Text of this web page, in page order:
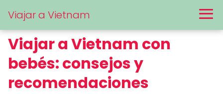
Viajar a Vietnam
Viajar a Vietnam con
bebés: consejos y
recomendaciones